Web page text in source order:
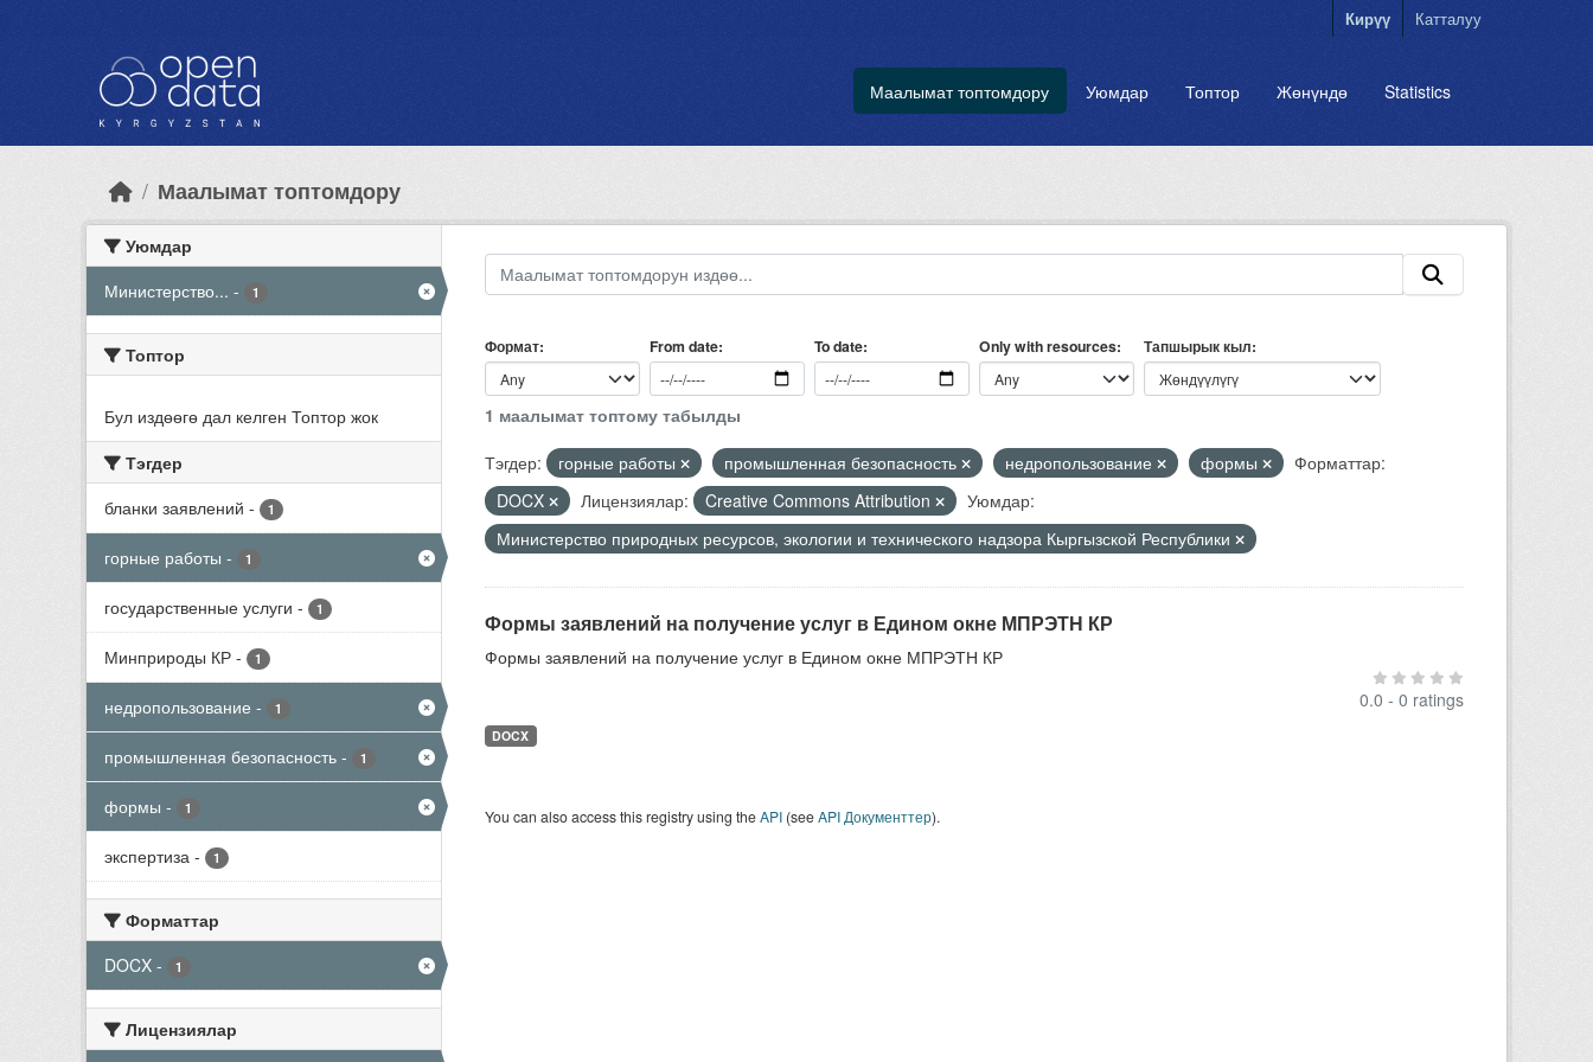
Кирүү Катталуу
Маалымат топтомдору Уюмдар Топтор Жөнүндө Statistics
Маалымат топтомдору
Уюмдар
Министерство... - 1
Топтор
Бул издөөгө дал келген Топтор жок
Тэгдер
бланки заявлений - 1
горные работы - 1
государственные услуги - 1
Минприроды КР - 1
недропользование - 1
промышленная безопасность - 1
формы - 1
экспертиза - 1
Форматтар
DOCX - 1
Лицензиялар
Формат From date To date Only with resources Тапшырык кыл
1 маалымат топтому табылды
Тэгдер:
горные работы промышленная безопасность недропользование формы
Форматтар:
DOCX
Лицензиялар: Creative Commons Attribution
Уюмдар:
Министерство природных ресурсов, экологии и технического надзора Кыргызской Республики
Формы заявлений на получение услуг в Едином окне МПРЭТН КР
Формы заявлений на получение услуг в Едином окне МПРЭТН КР
0.0 - 0 ratings
DOCX
You can also access this registry using theAPI(seeAPI Документтер).